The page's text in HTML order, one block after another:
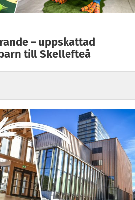
– uppskattad
till Skellefteå